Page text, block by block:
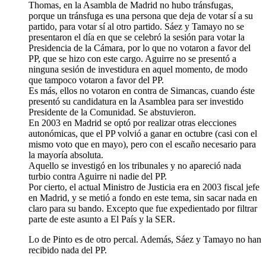
Thomas, en la Asambla de Madrid no hubo tránsfugas,
porque un tránsfuga es una persona que deja de votar sí a su
partido, para votar sí al otro partido. Sáez y Tamayo no se
presentaron el día en que se celebró la sesión para votar la
Presidencia de la Cámara, por lo que no votaron a favor del
PP, que se hizo con este cargo. Aguirre no se presentó a
ninguna sesión de investidura en aquel momento, de modo
que tampoco votaron a favor del PP.
Es más, ellos no votaron en contra de Simancas, cuando éste
presentó su candidatura en la Asamblea para ser investido
Presidente de la Comunidad. Se abstuvieron.
En 2003 en Madrid se optó por realizar otras elecciones
autonómicas, que el PP volvió a ganar en octubre (casi con el
mismo voto que en mayo), pero con el escaño necesario para
la mayoría absoluta.
Aquello se investigó en los tribunales y no apareció nada
turbio contra Aguirre ni nadie del PP.
Por cierto, el actual Ministro de Justicia era en 2003 fiscal jefe
en Madrid, y se metió a fondo en este tema, sin sacar nada en
claro para su bando. Excepto que fue expedientado por filtrar
parte de este asunto a El País y la SER.
Lo de Pinto es de otro percal. Además, Sáez y Tamayo no han
recibido nada del PP.